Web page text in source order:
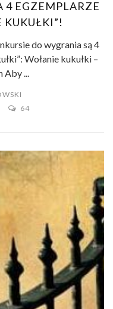
4 EGZEMPLARZE
KUKUŁKI”!
do wygrania są 4
Wołanie kukułki –
Aby ...
64